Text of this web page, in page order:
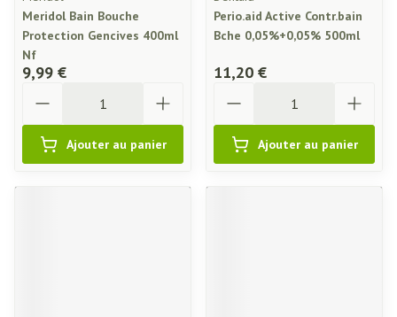
Meridol Bain Bouche
Protection Gencives 400ml
Nf
9,99 €
Ajouter au panier
Perio.aid Active Contr.bain
Bche 0,05%+0,05% 500ml
11,20 €
Ajouter au panier